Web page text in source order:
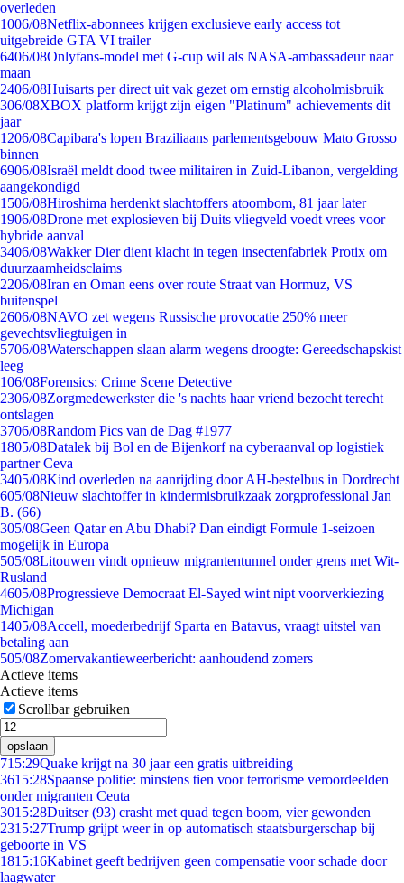
overleden
1006/08Netflix-abonnees krijgen exclusieve early access tot
uitgebreide GTA VI trailer
6406/08Onlyfans-model met G-cup wil als NASA-ambassadeur naar
maan
2406/08Huisarts per direct uit vak gezet om ernstig alcoholmisbruik
306/08XBOX platform krijgt zijn eigen "Platinum" achievements dit
jaar
1206/08Capibara's lopen Braziliaans parlementsgebouw Mato Grosso
binnen
6906/08Israël meldt dood twee militairen in Zuid-Libanon, vergelding
aangekondigd
1506/08Hiroshima herdenkt slachtoffers atoombom, 81 jaar later
1906/08Drone met explosieven bij Duits vliegveld voedt vrees voor
hybride aanval
3406/08Wakker Dier dient klacht in tegen insectenfabriek Protix om
duurzaamheidsclaims
2206/08Iran en Oman eens over route Straat van Hormuz, VS
buitenspel
2606/08NAVO zet wegens Russische provocatie 250% meer
gevechtsvliegtuigen in
5706/08Waterschappen slaan alarm wegens droogte: Gereedschapskist
leeg
106/08Forensics: Crime Scene Detective
2306/08Zorgmedewerkster die 's nachts haar vriend bezocht terecht
ontslagen
3706/08Random Pics van de Dag #1977
1805/08Datalek bij Bol en de Bijenkorf na cyberaanval op logistiek
partner Ceva
3405/08Kind overleden na aanrijding door AH-bestelbus in Dordrecht
605/08Nieuw slachtoffer in kindermisbruikzaak zorgprofessional Jan
B. (66)
305/08Geen Qatar en Abu Dhabi? Dan eindigt Formule 1-seizoen
mogelijk in Europa
505/08Litouwen vindt opnieuw migrantentunnel onder grens met Wit-
Rusland
4605/08Progressieve Democraat El-Sayed wint nipt voorverkiezing
Michigan
1405/08Accell, moederbedrijf Sparta en Batavus, vraagt uitstel van
betaling aan
505/08Zomervakantieweerbericht: aanhoudend zomers
Actieve items
Actieve items
Scrollbar gebruiken
opslaan
715:29Quake krijgt na 30 jaar een gratis uitbreiding
3615:28Spaanse politie: minstens tien voor terrorisme veroordeelden
onder migranten Ceuta
3015:28Duitser (93) crasht met quad tegen boom, vier gewonden
2315:27Trump grijpt weer in op automatisch staatsburgerschap bij
geboorte in VS
1815:16Kabinet geeft bedrijven geen compensatie voor schade door
laagwater